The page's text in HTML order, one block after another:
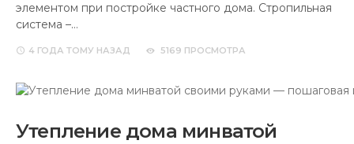
элементом при постройке частного дома. Стропильная
система –…
4 ГОДА ТОМУ НАЗАД 5169 ПРОСМОТРА
Утепление дома минватой